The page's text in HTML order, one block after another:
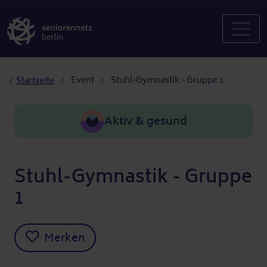
Startseite Event Stuhl-Gymnastik - Gruppe 1
Aktiv & gesund
Stuhl-Gymnastik - Gruppe
1
Merken